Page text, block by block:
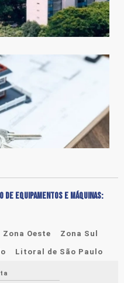
DE EQUIPAMENTOS E MÁQUINAS:
Zona Oeste Zona Sul
Litoral de São Paulo